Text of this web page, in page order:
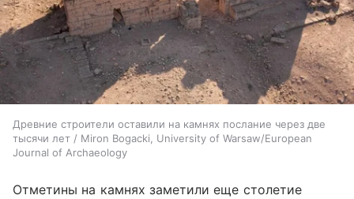
Древние строители оставили на камнях послание через две
тысячи лет / Miron Bogacki, University of Warsaw/European
Journal of Archaeology
Отметины на камнях заметили еще столетие